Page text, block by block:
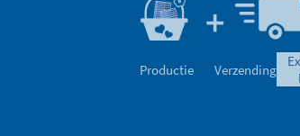
Productie Verzending